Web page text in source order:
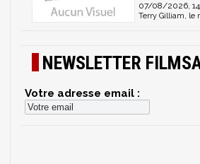
07/08/2026,
Terry Gilliam, le
NEWSLETTER
Votre adresse email :